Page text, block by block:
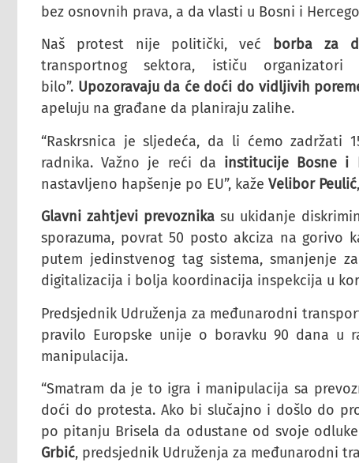
bez osnovnih prava, a da vlasti u Bosni i
Naš protest nije politički, već
borba za
transportnog sektora, ističu
bilo”. Upozoravaju da će doći do vidljivih
apeluju na građane da planiraju zalihe.
“Raskrsnica je sljedeća, da li ćemo zadržati
radnika. Važno je reći da institucije Bosne i
nastavljeno hapšenje po EU”, kaže Velibor Peulić
Glavni zahtjevi prevoznikasu ukidanje
sporazuma, povrat 50 posto akciza na gorivo
putem jedinstvenog tag sistema, smanjenje
digitalizacija i bolja koordinacija inspekcija u
Predsjednik Udruženja za međunarodni
pravilo Europske unije o boravku 90 dana
manipulacija.
“Smatram da je to igra i manipulacija sa
doći do protesta. Ako bi slučajno i došlo do
po pitanju Brisela da odustane od svoje
Grbić, predsjednik Udruženja za međunarodni